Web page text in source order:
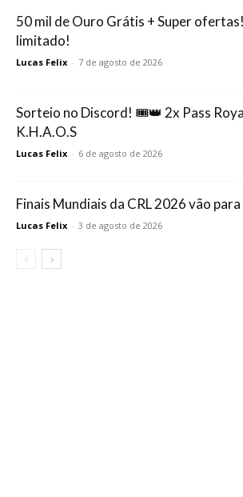
50 mil de Ouro Grátis + Super
limitado!
Lucas Felix - 7 de agosto de 2026
Sorteio no Discord! 🎟️👑 2x Pass
K.H.A.O.S
Lucas Felix - 6 de agosto de 2026
Finais Mundiais da CRL 2026 vão para
Lucas Felix - 3 de agosto de 2026